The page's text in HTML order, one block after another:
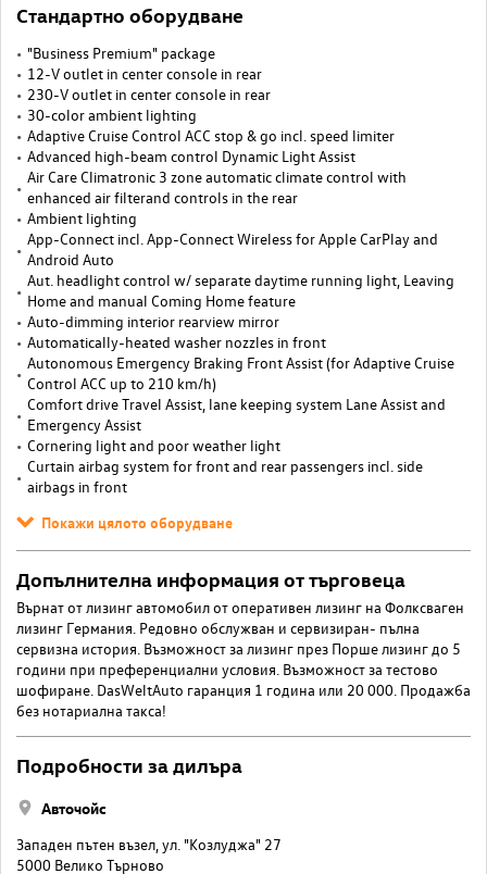
Стандартно оборудване
"Business Premium" package
12-V outlet in center console in rear
230-V outlet in center console in rear
30-color ambient lighting
Adaptive Cruise Control ACC stop & go incl. speed limiter
Advanced high-beam control Dynamic Light Assist
Air Care Climatronic 3 zone automatic climate control with
enhanced air filterand controls in the rear
Ambient lighting
App-Connect incl. App-Connect Wireless for Apple CarPlay and
Android Auto
Aut. headlight control w/ separate daytime running light, Leaving
Home and manual Coming Home feature
Auto-dimming interior rearview mirror
Automatically-heated washer nozzles in front
Autonomous Emergency Braking Front Assist (for Adaptive Cruise
Control ACC up to 210 km/h)
Comfort drive Travel Assist, lane keeping system Lane Assist and
Emergency Assist
Cornering light and poor weather light
Curtain airbag system for front and rear passengers incl. side
airbags in front
Покажи цялото оборудване
Допълнителна информация от търговеца
Върнат от лизинг автомобил от оперативен лизинг на Фолксваген
лизинг Германия. Редовно обслужван и сервизиран- пълна
сервизна история. Възможност за лизинг през Порше лизинг до 5
години при преференциални условия. Възможност за тестово
шофиране. DasWeltAuto гаранция 1 година или 20 000. Продажба
без нотариална такса!
Подробности за дилъра
Авточойс
Западен пътен възел, ул. "Козлуджа" 27
5000 Велико Търново